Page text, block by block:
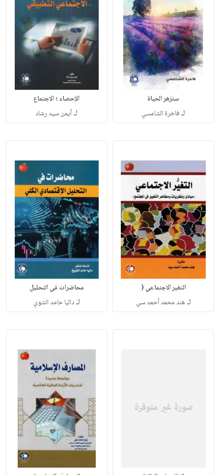
ستزهر الحياة
لـفاخرة الشامسي
الإحصاء ؛ الاجتماع
لـأيمن سيد رشاد
التغير الاجتماعي (
لـ هند محمد أحمد سي
محاضرات في التحليل
لـداليا حامد الشوي